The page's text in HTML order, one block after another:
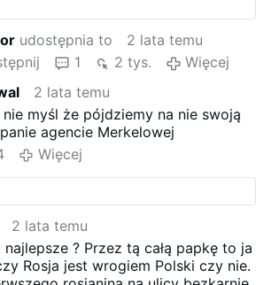
udostępnia to
2 lata temu
1 2 tys.
Więcej
2 lata temu
myśl że pójdziemy na nie swoją
agencie Merkelowej
Więcej
2 lata temu
? Przez tą całą papkę to ja
Rosja jest wrogiem Polski czy nie.